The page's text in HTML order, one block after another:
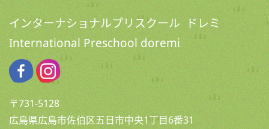
インターナショナルプリスクール ドレミ
International Preschool doremi
〒731-5128
広島県広島市佐伯区五日市中央1丁目6番31